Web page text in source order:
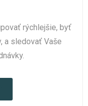
rýchlejšie, byť
a sledovať Vaše